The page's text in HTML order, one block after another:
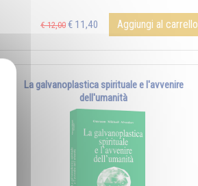
€ 12,00 € 11,40 Aggiungi al carrello
La galvanoplastica spirituale e l'avvenire
dell'umanità